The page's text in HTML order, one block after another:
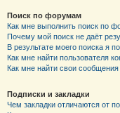
Поиск по форумам
Как мне выполнить поиск по
Почему мой поиск не даёт
В результате моего поиска я
Как мне найти пользователя
Как мне найти свои
Подписки и закладки
Чем закладки отличаются от